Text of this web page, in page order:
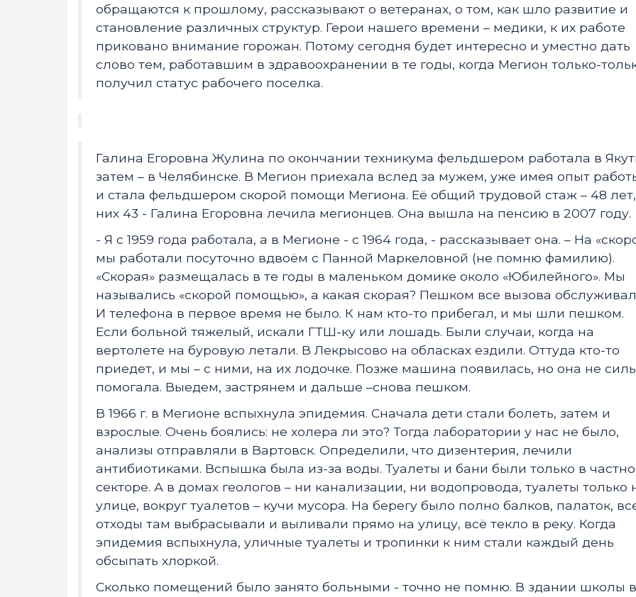
обращаются к прошлому, рассказывают о ветеранах, о том, как шло развитие и
становление различных структур. Герои нашего времени – медики, к их работе
приковано внимание горожан. Потому сегодня будет интересно и уместно дать
слово тем, работавшим в здравоохранении в те годы, когда Мегион только-
получил статус рабочего поселка.
Галина Егоровна Жулина по окончании техникума фельдшером работала в
затем – в Челябинске. В Мегион приехала вслед за мужем, уже имея опыт
и стала фельдшером скорой помощи Мегиона. Её общий трудовой стаж – 48
них 43 - Галина Егоровна лечила мегионцев. Она вышла на пенсию в 2007 году.
- Я с 1959 года работала, а в Мегионе - с 1964 года, - рассказывает она. – На
мы работали посуточно вдвоём с Панной Маркеловной (не помню фамилию).
«Скорая» размещалась в те годы в маленьком домике около «Юбилейного». Мы
назывались «скорой помощью», а какая скорая? Пешком все вызова
И телефона в первое время не было. К нам кто-то прибегал, и мы шли пешком.
Если больной тяжелый, искали ГТШ-ку или лошадь. Были случаи, когда на
вертолете на буровую летали. В Лекрысово на обласках ездили. Оттуда кто-то
приедет, и мы – с ними, на их лодочке. Позже машина появилась, но она не
помогала. Выедем, застрянем и дальше –снова пешком.
В 1966 г. в Мегионе вспыхнула эпидемия. Сначала дети стали болеть, затем и
взрослые. Очень боялись: не холера ли это? Тогда лаборатории у нас не было,
анализы отправляли в Вартовск. Определили, что дизентерия, лечили
антибиотиками. Вспышка была из-за воды. Туалеты и бани были только в
секторе. А в домах геологов – ни канализации, ни водопровода, туалеты только
улице, вокруг туалетов – кучи мусора. На берегу было полно балков, палаток,
отходы там выбрасывали и выливали прямо на улицу, всё текло в реку. Когда
эпидемия вспыхнула, уличные туалеты и тропинки к ним стали каждый день
обсыпать хлоркой.
Сколько помещений было занято больными - точно не помню. В здании школы